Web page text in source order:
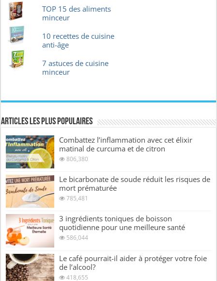
TOP 15 des aliments
minceur
10 recettes de cuisine
anti-âge
7 astuces de cuisine
minceur
Articles les plus Populaires
Combattez l’inflammation avec cet élixir
matinal de curcuma et de citron
806,380
Le bicarbonate de soude réduit les risques de
mort prématurée
785,481
3 ingrédients toniques de boisson
quotidienne pour une meilleure santé
586,044
Le café pourrait-il aider à protéger votre foie
de l’alcool?
418,655